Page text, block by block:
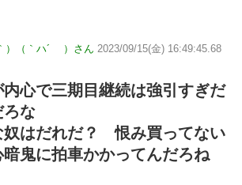
）（｀ハ´ ）さん 2023/09/15(金) 16:49:45.68
心で三期目継続は強引すぎだ
ろな
はだれだ？ 恨み買ってない
鬼に拍車かかってんだろね